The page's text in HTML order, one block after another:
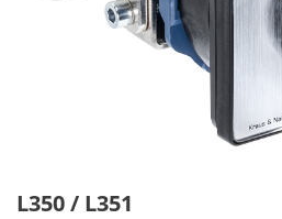
L350 / L351